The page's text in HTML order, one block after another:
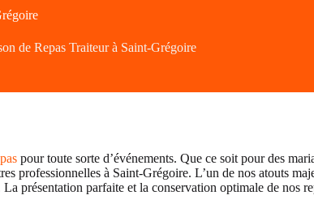
de Repas Traiteur à Saint-Grégoire
pour toute sorte d’événements. Que ce soit pour des
professionnelles à Saint-Grégoire. L’un de nos atouts
présentation parfaite et la conservation optimale de nos